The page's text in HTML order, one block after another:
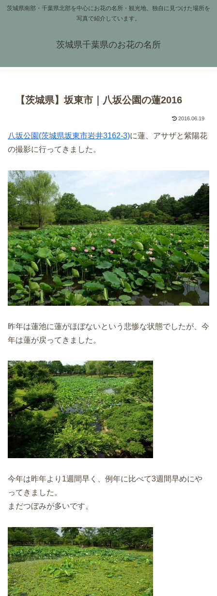
茨城県南部・千葉県北部を中心にお花の名所・観光地、独自に見つけた場所を
写真で紹介しています。
茨城県千葉県のお花の名所
【茨城県】坂東市｜八坂公園の蓮2016
2016.06.19
八坂公園(茨城県坂東市岩井3162-3)に蓮、アサザと紫陽花
の撮影に行ってきました。
昨年は蓮池に蓮がほぼないという悲惨な状態でしたが、今
年は蓮が戻ってきました。
今年は昨年より1週間早く、例年に比べて3週間早めにや
ってきました。
まだつぼみが多いです。